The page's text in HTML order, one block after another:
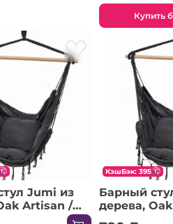
Купить
Jumi из
Artisan /
КэшБэк: 395
Барный
дерева,
Белый